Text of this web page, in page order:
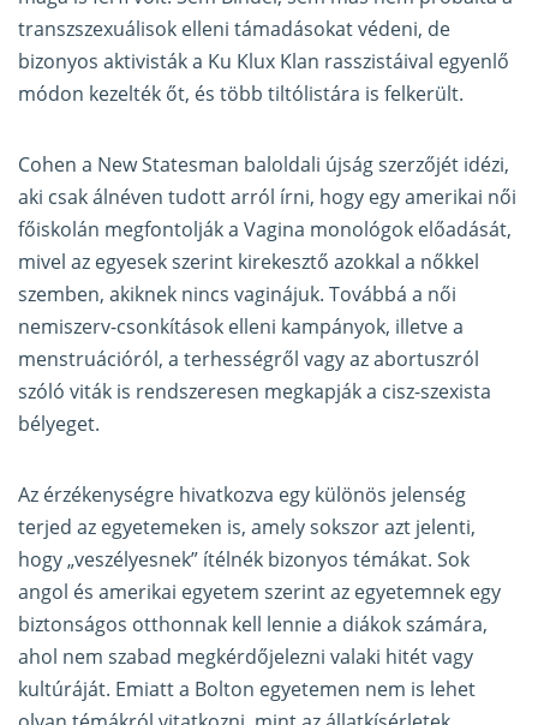
transzszexuálisok elleni támadásokat védeni, de
bizonyos aktivisták a Ku Klux Klan rasszistáival egyenlő
módon kezelték őt, és több tiltólistára is felkerült.
Cohen a New Statesman baloldali újság szerzőjét idézi,
aki csak álnéven tudott arról írni, hogy egy amerikai női
főiskolán megfontolják a Vagina monológok előadását,
mivel az egyesek szerint kirekesztő azokkal a nőkkel
szemben, akiknek nincs vaginájuk. Továbbá a női
nemiszerv-csonkítások elleni kampányok, illetve a
menstruációról, a terhességről vagy az abortuszról
szóló viták is rendszeresen megkapják a cisz-szexista
bélyeget.
Az érzékenységre hivatkozva egy különös jelenség
terjed az egyetemeken is, amely sokszor azt jelenti,
hogy „veszélyesnek” ítélnék bizonyos témákat. Sok
angol és amerikai egyetem szerint az egyetemnek egy
biztonságos otthonnak kell lennie a diákok számára,
ahol nem szabad megkérdőjelezni valaki hitét vagy
kultúráját. Emiatt a Bolton egyetemen nem is lehet